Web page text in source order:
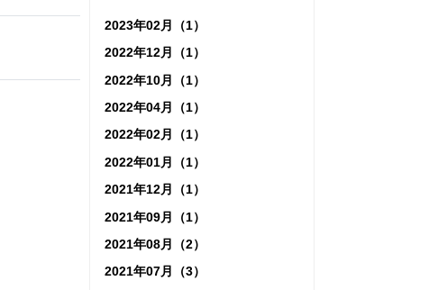
2023年02月（1）
2022年12月（1）
2022年10月（1）
2022年04月（1）
2022年02月（1）
2022年01月（1）
2021年12月（1）
2021年09月（1）
2021年08月（2）
2021年07月（3）